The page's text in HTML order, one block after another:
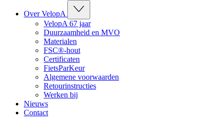
Over VelopA
VelopA 67 jaar
Duurzaamheid en MVO
Materialen
FSC®-hout
Certificaten
FietsParKeur
Algemene voorwaarden
Retourinstructies
Werken bij
Nieuws
Contact